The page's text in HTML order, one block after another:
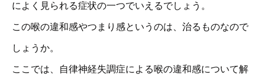
によく見られる症状の一つでいえるでしょう。
この喉の違和感やつまり感というのは、治るものなので
しょうか。
ここでは、自律神経失調症による喉の違和感について解